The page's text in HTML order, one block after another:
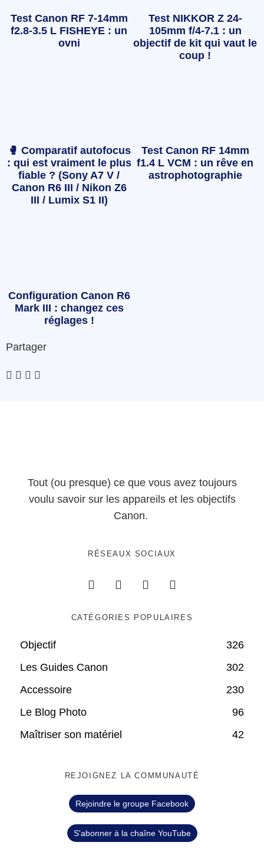
Test Canon RF 7-14mm
f2.8-3.5 L FISHEYE : un
ovni
Test NIKKOR Z 24-
105mm f/4-7.1 : un
objectif de kit qui vaut le
coup !
🥊 Comparatif autofocus
: qui est vraiment le plus
fiable ? (Sony A7 V /
Canon R6 III / Nikon Z6
III / Lumix S1 II)
Test Canon RF 14mm
f1.4 L VCM : un rêve en
astrophotographie
Configuration Canon R6
Mark III : changez ces
réglages !
Partager
Tout (ou presque) ce que vous avez toujours
voulu savoir sur les appareils et les objectifs
Canon.
RÉSEAUX SOCIAUX
CATÉGORIES POPULAIRES
Objectif
326
Les Guides Canon
302
Accessoire
230
Le Blog Photo
96
Maîtriser son matériel
42
REJOIGNEZ LA COMMUNAUTÉ
Rejoindre le groupe Facebook
S'abonner à la chaîne YouTube